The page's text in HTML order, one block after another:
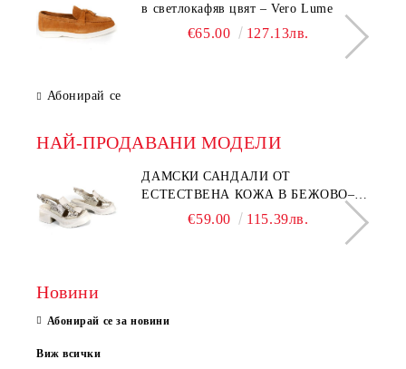
в светлокафяв цвят – Vero Lume
€65.00 127.13лв.
Абонирай се
НАЙ-ПРОДАВАНИ МОДЕЛИ
ДАМСКИ САНДАЛИ ОТ
ЕСТЕСТВЕНА КОЖА В БЕЖОВО–
МОДЕЛ NOVA.
€59.00 115.39лв.
Новини
Абонирай се за новини
Виж всички